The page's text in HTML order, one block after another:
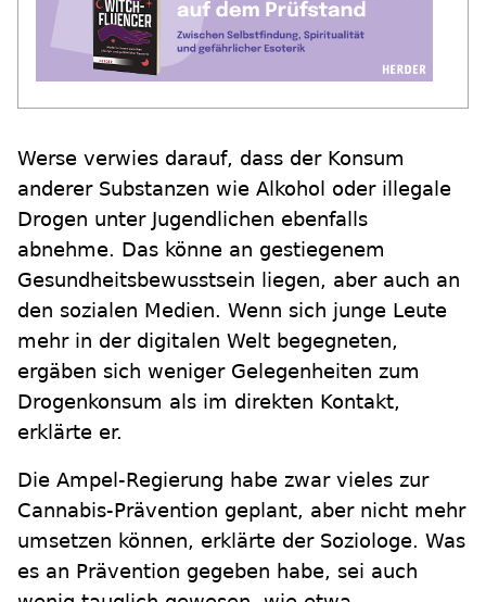
Werse verwies darauf, dass der Konsum
anderer Substanzen wie Alkohol oder illegale
Drogen unter Jugendlichen ebenfalls
abnehme. Das könne an gestiegenem
Gesundheitsbewusstsein liegen, aber auch an
den sozialen Medien. Wenn sich junge Leute
mehr in der digitalen Welt begegneten,
ergäben sich weniger Gelegenheiten zum
Drogenkonsum als im direkten Kontakt,
erklärte er.
Die Ampel-Regierung habe zwar vieles zur
Cannabis-Prävention geplant, aber nicht mehr
umsetzen können, erklärte der Soziologe. Was
es an Prävention gegeben habe, sei auch